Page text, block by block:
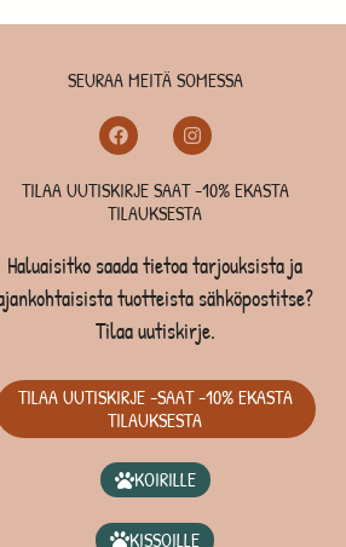
SEURAA MEITÄ SOMESSA
TILAA UUTISKIRJE SAAT -10% EKASTA
TILAUKSESTA
Haluaisitko saada tietoa tarjouksista ja
tuotteista sähköpostitse?
Tilaa uutiskirje.
TILAA UUTISKIRJE -SAAT -10% EKASTA
TILAUKSESTA
KOIRILLE
KISSOILLE